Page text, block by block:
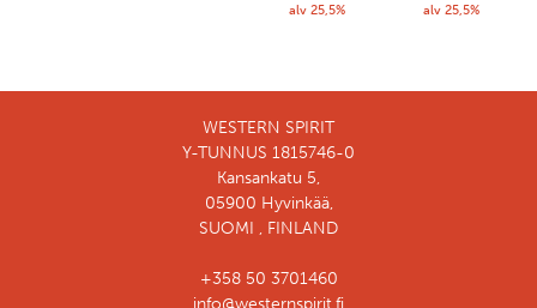
alv 25,5%
alv 25,5%
WESTERN SPIRIT
Y-TUNNUS 1815746-0
Kansankatu 5,
05900 Hyvinkää,
SUOMI , FINLAND
+358 50 3701460